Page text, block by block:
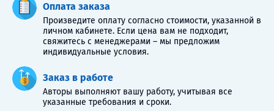
Оплата заказа
Произведите оплату согласно стоимости, указанной в
личном кабинете. Если цена вам не подходит,
свяжитесь с менеджерами – мы предложим
индивидуальные условия.
Заказ в работе
Авторы выполняют вашу работу, учитывая все
указанные требования и сроки.